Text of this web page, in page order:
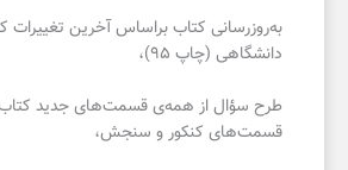
به‌روز‌رسانی کتاب بر‌اساس آخرین
دانشگاهی (چاپ ۹۵)،
طرح سؤال از همه‌ی قسمت‌های جدید کتاب
قسمت‌های کنکور و سنجش،